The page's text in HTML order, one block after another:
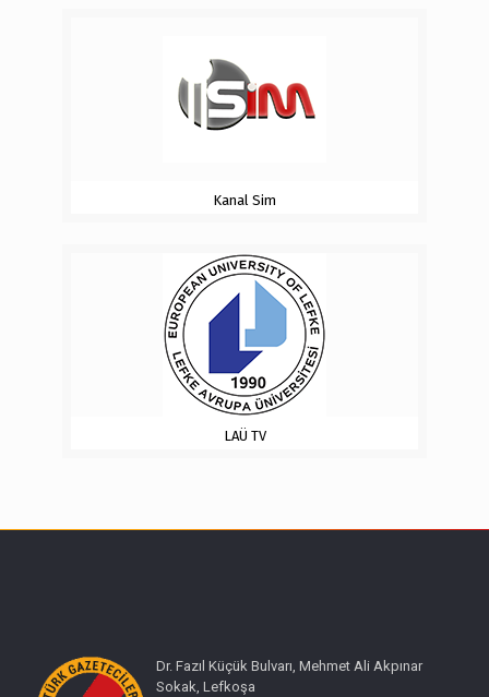
Kanal Sim
LAÜ TV
Dr. Fazıl Küçük Bulvarı, Mehmet Ali Akpınar
Sokak, Lefkoşa